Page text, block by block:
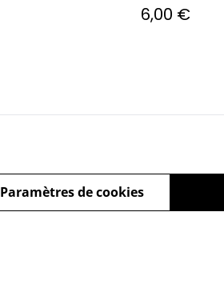
6,00 €
Paramètres de cookies